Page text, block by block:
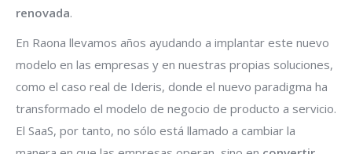
renovada.
En Raona llevamos años ayudando a implantar este nuevo
modelo en las empresas y en nuestras propias soluciones,
como el caso real de Ideris, donde el nuevo paradigma ha
transformado el modelo de negocio de producto a servicio.
El SaaS, por tanto, no sólo está llamado a cambiar la